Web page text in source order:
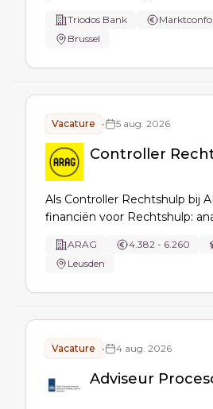
financiële kwaliteit, stel je btw-
Triodos Bank
Brussel
Vacature • 5 aug. 2026
Controller
Als Controller Rechtshulp bij
financiën voor Rechtshulp:
managementinzichten,
bouwen, afsluitingen en
ARAG 4.382 - 6.260
Leusden
Vacature • 4 aug. 2026
Adviseur